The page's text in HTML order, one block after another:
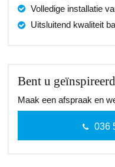
Volledige installatie
Uitsluitend kwaliteit
Bent u
Maak een afspraak en
036